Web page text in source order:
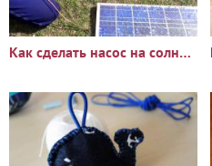
Как сделать насос на солнечной энергии для поливки огорода